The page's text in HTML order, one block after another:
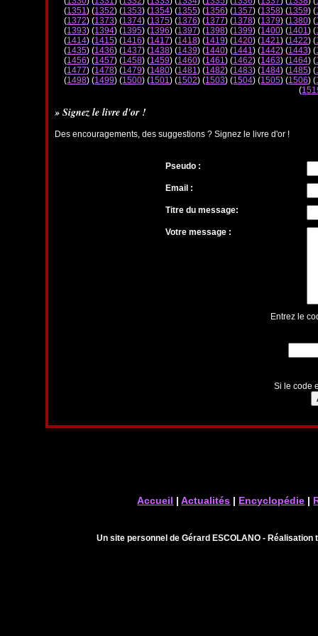
(1351) (1352) (1353) (1354) (1355) (1356) (1357) (1358) (1359) (
(1372) (1373) (1374) (1375) (1376) (1377) (1378) (1379) (1380) (
(1393) (1394) (1395) (1396) (1397) (1398) (1399) (1400) (1401) (
(1414) (1415) (1416) (1417) (1418) (1419) (1420) (1421) (1422) (
(1435) (1436) (1437) (1438) (1439) (1440) (1441) (1442) (1443) (
(1456) (1457) (1458) (1459) (1460) (1461) (1462) (1463) (1464) (
(1477) (1478) (1479) (1480) (1481) (1482) (1483) (1484) (1485) (
(1498) (1499) (1500) (1501) (1502) (1503) (1504) (1505) (1506) (
(
» Signez le livre d'or !
Des encouragements, des suggestions ? Signez le livre d'or !
Pseudo :
Email :
Titre du message:
Votre message :
Entrez le
Si le code
Accueil |Actualités | Encyclopédie |
Un site personnel de Gérard ESCOLANO -